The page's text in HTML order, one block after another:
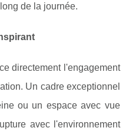
de la journée.
directement l'engagement
Un cadre exceptionnel
ou un espace avec vue
avec l'environnement